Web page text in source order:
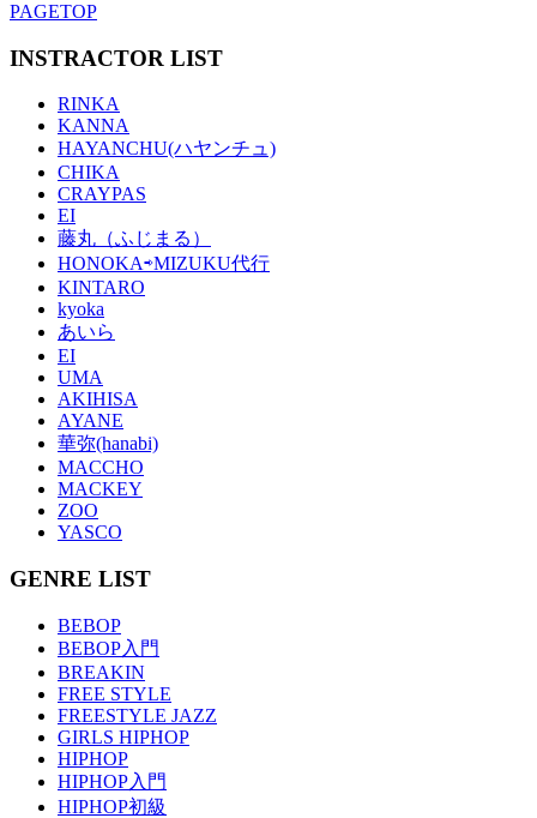
PAGETOP
INSTRACTOR LIST
RINKA
KANNA
HAYANCHU(ハヤンチュ)
CHIKA
CRAYPAS
EI
藤丸（ふじまる）
HONOKA⇨MIZUKU代行
KINTARO
kyoka
あいら
EI
UMA
AKIHISA
AYANE
華弥(hanabi)
MACCHO
MACKEY
ZOO
YASCO
GENRE LIST
BEBOP
BEBOP入門
BREAKIN
FREE STYLE
FREESTYLE JAZZ
GIRLS HIPHOP
HIPHOP
HIPHOP入門
HIPHOP初級